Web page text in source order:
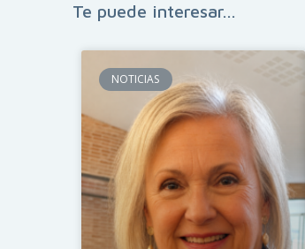
Te puede interesar...
NOTICIAS